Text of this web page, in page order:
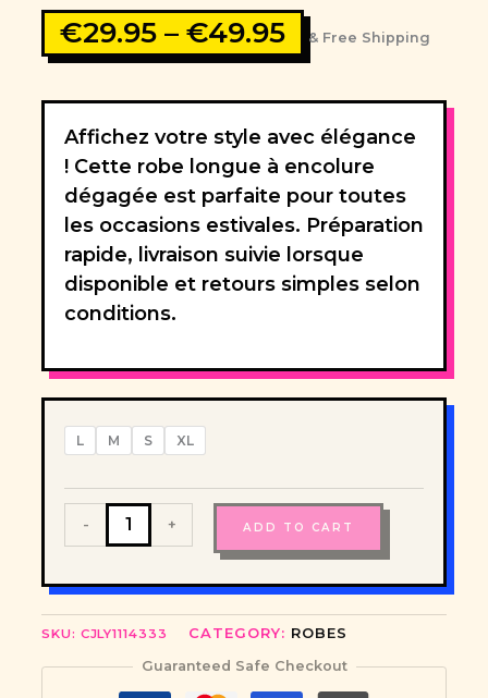
€29.95 – €49.95Price
range:
through
€49.95
& Free Shipping
Affichez votre style avec élégance
! Cette robe longue à encolure
dégagée est parfaite pour toutes
les occasions estivales. Préparation
rapide, livraison suivie lorsque
disponible et retours simples selon
conditions.
L M S XL
-
—
Robe
Maxi
Élégante
quantity
+ ADD TO CART
SKU: CJLY1114333 CATEGORY: ROBES
Guaranteed Safe Checkout